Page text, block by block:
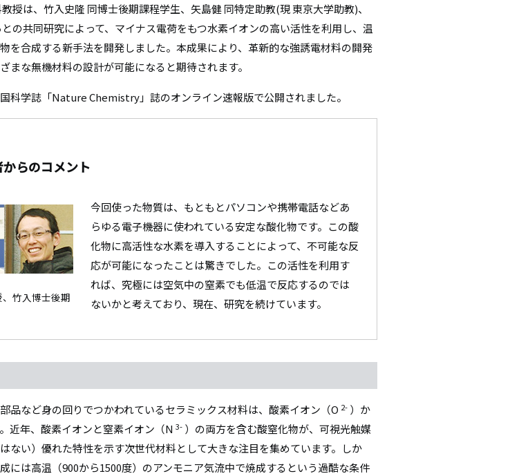
ン
リ
ー
リ
ン
ク
授は、竹入史隆 同博士後期課程学生、矢島健 同特定助教(現 東京大学助教)、
の共同研究によって、マイナス電荷をもつ水素イオンの高い活性を利用し、温
を合成する新手法を開発しました。本成果により、革新的な強誘電材料の開発
まな無機材料の設計が可能になると期待されます。
科学誌「Nature Chemistry」誌のオンライン速報版で公開されました。
らのコメント
竹入博士後期
今回使った物質は、もともとパソコンや携帯電話などあ
らゆる電子機器に使われている安定な酸化物です。この酸
化物に高活性な水素を導入することによって、不可能な反
応が可能になったことは驚きでした。この活性を利用す
れば、究極には空気中の窒素でも低温で反応するのでは
ないかと考えており、現在、研究を続けています。
品など身の回りでつかわれているセラミックス材料は、酸素イオン（O 2- ）か
近年、酸素イオンと窒素イオン（N 3- ）の両方を含む酸窒化物が、可視光触媒
ない）優れた特性を示す次世代材料として大きな注目を集めています。しか
には高温（900から1500度）のアンモニア気流中で焼成するという過酷な条件